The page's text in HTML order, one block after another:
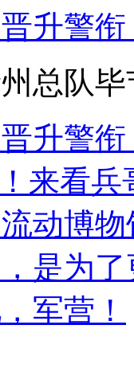
升警
总队
升警
来看
动博物
是为
军营！